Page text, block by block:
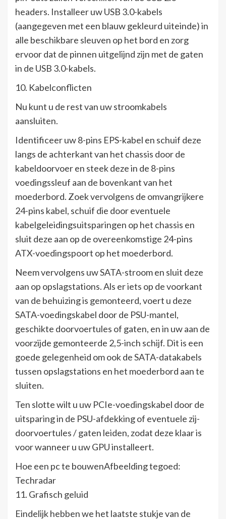
headers. Installeer uw USB 3.0-kabels
(aangegeven met een blauw gekleurd uiteinde) in
alle beschikbare sleuven op het bord en zorg
ervoor dat de pinnen uitgelijnd zijn met de gaten
in de USB 3.0-kabels.
10. Kabelconflicten
Nu kunt u de rest van uw stroomkabels
aansluiten.
Identificeer uw 8-pins EPS-kabel en schuif deze
langs de achterkant van het chassis door de
kabeldoorvoer en steek deze in de 8-pins
voedingssleuf aan de bovenkant van het
moederbord. Zoek vervolgens de omvangrijkere
24-pins kabel, schuif die door eventuele
kabelgeleidingsuitsparingen op het chassis en
sluit deze aan op de overeenkomstige 24-pins
ATX-voedingspoort op het moederbord.
Neem vervolgens uw SATA-stroom en sluit deze
aan op opslagstations. Als er iets op de voorkant
van de behuizing is gemonteerd, voert u deze
SATA-voedingskabel door de PSU-mantel,
geschikte doorvoertules of gaten, en in uw aan de
voorzijde gemonteerde 2,5-inch schijf. Dit is een
goede gelegenheid om ook de SATA-datakabels
tussen opslagstations en het moederbord aan te
sluiten.
Ten slotte wilt u uw PCIe-voedingskabel door de
uitsparing in de PSU-afdekking of eventuele zij-
doorvoertules / gaten leiden, zodat deze klaar is
voor wanneer u uw GPU installeert.
Hoe een pc te bouwenAfbeelding tegoed:
Techradar
11. Grafisch geluid
Eindelijk hebben we het laatste stukje van de